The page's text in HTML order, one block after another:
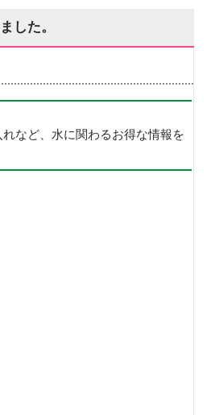
した。
など、水に関わるお得な情報を